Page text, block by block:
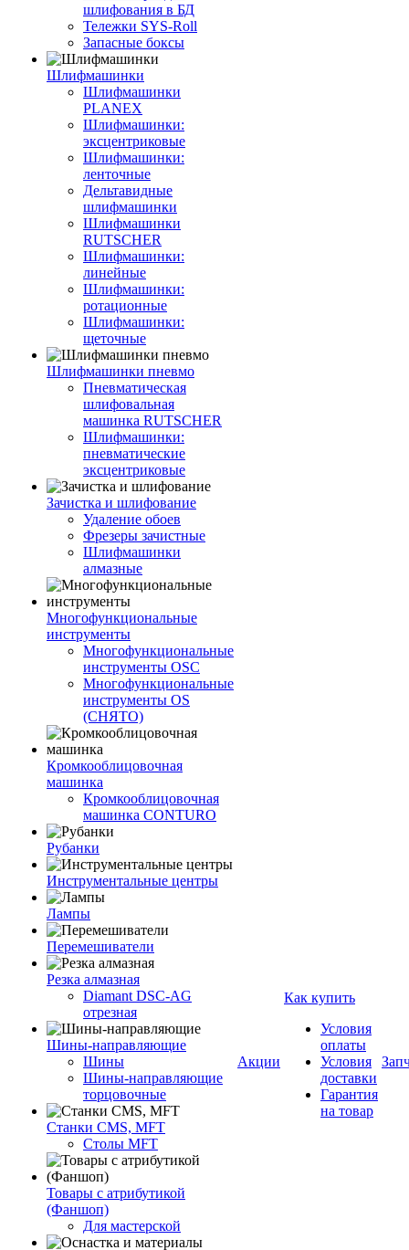
шлифования в БД
Тележки SYS-Roll
Запасные боксы
Шлифмашинки
Шлифмашинки
PLANEX
Шлифмашинки:
эксцентриковые
Шлифмашинки:
ленточные
Дельтавидные
шлифмашинки
Шлифмашинки
RUTSCHER
Шлифмашинки:
линейные
Шлифмашинки:
ротационные
Шлифмашинки:
щеточные
Шлифмашинки пневмо
Пневматическая
шлифовальная
машинка RUTSCHER
Шлифмашинки:
пневматические
эксцентриковые
Зачистка и шлифование
Удаление обоев
Фрезеры зачистные
Шлифмашинки
алмазные
Многофункциональные
инструменты
Многофункциональные
инструменты OSC
Многофункциональные
инструменты OS
(СНЯТО)
Кромкооблицовочная
машинка
Кромкооблицовочная
машинка CONTURO
Рубанки
Инструментальные центры
Лампы
Перемешиватели
Резка алмазная
Diamant DSC-AG
отрезная
Шины-направляющие
Шины
Шины-направляющие
торцовочные
Станки CMS, MFT
Столы MFT
Товары с атрибутикой
(Фаншоп)
Для мастерской
Акции
Как купить
Условия
оплаты
Условия
доставки
Гарантия
на товар